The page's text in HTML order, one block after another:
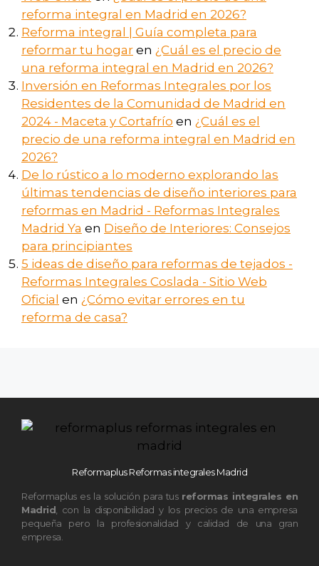
reforma integral en Madrid en 2026?
Reforma integral | Guía completa para
reformar tu hogar en ¿Cuál es el precio de
una reforma integral en Madrid en 2026?
Inversión en Reformas Integrales por los
Residentes de la Comunidad de Madrid en
2024 - Maceta y Cortafrío en ¿Cuál es el
precio de una reforma integral en Madrid en
2026?
De lo rústico a lo moderno explorando las
últimas tendencias de diseño interiores para
reformas en Madrid - Reformas Integrales
Madrid Ya en Diseño de Interiores: Consejos
para principiantes
5 ideas de diseño para reformas de tejados -
Reformas Integrales Coslada - Sitio Web
Oficial en ¿Cómo evitar errores en tu
reforma de casa?
Reformaplus Reformas integrales Madrid
Reformaplus es la solución para tus reformas integrales en
Madrid , con la disponibilidad y los precios de una empresa
pequeña pero la profesionalidad y calidad de una gran
empresa.